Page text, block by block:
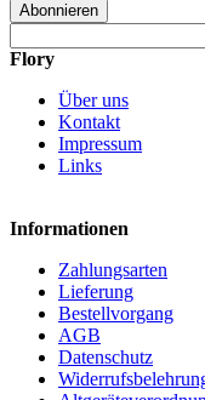
Abonnieren
Flory
Über uns
Kontakt
Impressum
Links
Informationen
Zahlungsarten
Lieferung
Bestellvorgang
AGB
Datenschutz